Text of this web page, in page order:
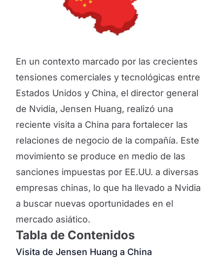
En un contexto marcado por las crecientes
tensiones comerciales y tecnológicas entre
Estados Unidos y China, el director general
de Nvidia, Jensen Huang, realizó una
reciente visita a China para fortalecer las
relaciones de negocio de la compañía. Este
movimiento se produce en medio de las
sanciones impuestas por EE.UU. a diversas
empresas chinas, lo que ha llevado a Nvidia
a buscar nuevas oportunidades en el
mercado asiático.
Tabla de Contenidos
Visita de Jensen Huang a China